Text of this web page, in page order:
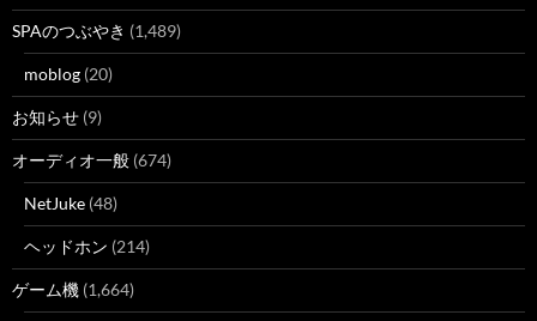
SPAのつぶやき (1,489)
moblog (20)
お知らせ (9)
オーディオ一般 (674)
NetJuke (48)
ヘッドホン (214)
ゲーム機 (1,664)